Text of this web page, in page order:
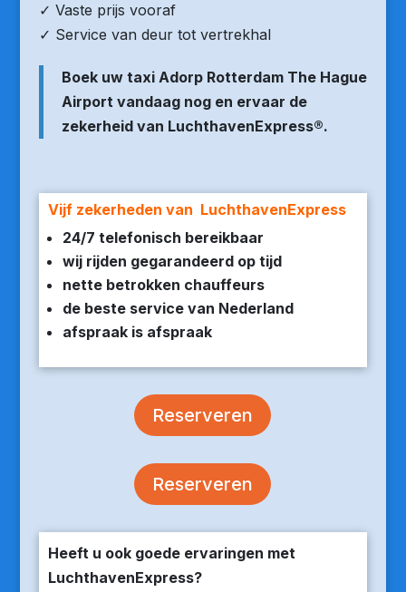
✓ Vaste prijs vooraf
✓ Service van deur tot vertrekhal
Boek uw taxi Adorp Rotterdam The Hague
Airport vandaag nog en ervaar de
zekerheid van LuchthavenExpress®.
Vijf zekerheden van LuchthavenExpress
24/7 telefonisch bereikbaar
wij rijden gegarandeerd op tijd
nette betrokken chauffeurs
de beste service van Nederland
afspraak is afspraak
Reserveren
Reserveren
Heeft u ook goede ervaringen met
LuchthavenExpress?